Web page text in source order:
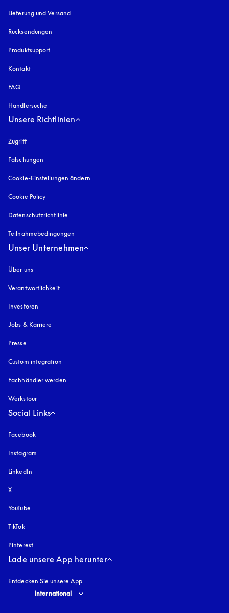
Lieferung und Versand
Rücksendungen
Produktsupport
Kontakt
FAQ
Händlersuche
Unsere Richtlinien
Zugrifföffnet sich in einem neuen Tab
Fälschungen
Cookie-Einstellungen ändern
Cookie Policy
Datenschutzrichtlinie
Teilnahmebedingungen
Unser Unternehmen
Über uns
Verantwortlichkeit
Investoren
Jobs & Karriere
Presse
Custom integration
Fachhändler werden
Werkstour
Social Links
Facebook
Instagram
LinkedIn
X
YouTube
TikTok
Pinterest
Lade unsere App herunter
Entdecken Sie unsere App
Select country and language
International